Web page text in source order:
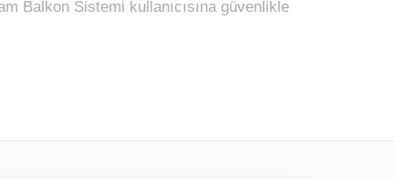
Balkon Sistemi kullanıcısına güvenlikle